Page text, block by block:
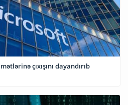
çıxışını dayandırıb